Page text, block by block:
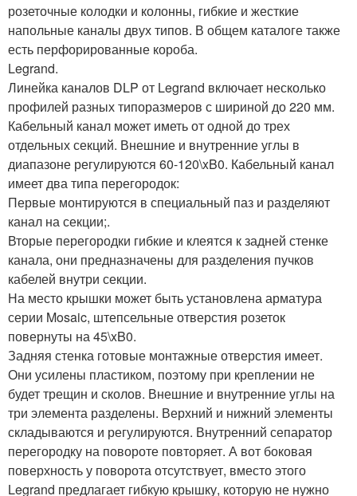
розеточные колодки и колонны, гибкие и жесткие
напольные каналы двух типов. В общем каталоге также
есть перфорированные короба.
Legrand.
Линейка каналов DLP от Legrand включает несколько
профилей разных типоразмеров с шириной до 220 мм.
Кабельный канал может иметь от одной до трех
отдельных секций. Внешние и внутренние углы в
диапазоне регулируются 60-120\xB0. Кабельный канал
имеет два типа перегородок:
Первые монтируются в специальный паз и разделяют
канал на секции;.
Вторые перегородки гибкие и клеятся к задней стенке
канала, они предназначены для разделения пучков
кабелей внутри секции.
На место крышки может быть установлена арматура
серии Mosaic, штепсельные отверстия розеток
повернуты на 45\xB0.
Задняя стенка готовые монтажные отверстия имеет.
Они усилены пластиком, поэтому при креплении не
будет трещин и сколов. Внешние и внутренние углы на
три элемента разделены. Верхний и нижний элементы
складываются и регулируются. Внутренний сепаратор
перегородку на повороте повторяет. А вот боковая
поверхность у поворота отсутствует, вместо этого
Legrand предлагает гибкую крышку, которую не нужно